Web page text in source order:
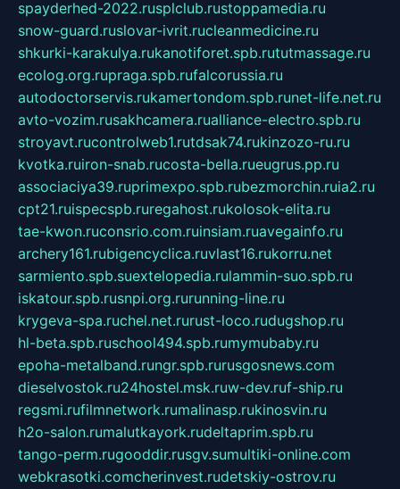
spayderhed-2022.rusplclub.rustoppamedia.ru
snow-guard.ruslovar-ivrit.rucleanmedicine.ru
shkurki-karakulya.rukanotiforet.spb.rututmassage.ru
ecolog.org.rupraga.spb.rufalcorussia.ru
autodoctorservis.rukamertondom.spb.runet-life.net.ru
avto-vozim.rusakhcamera.rualliance-electro.spb.ru
stroyavt.rucontrolweb1.rutdsak74.rukinzozo-ru.ru
kvotka.ruiron-snab.rucosta-bella.rueugrus.pp.ru
associaciya39.ruprimexpo.spb.rubezmorchin.ruia2.ru
cpt21.ruispecspb.ruregahost.rukolosok-elita.ru
tae-kwon.ruconsrio.com.ruinsiam.ruavegainfo.ru
archery161.rubigencyclica.ruvlast16.rukorru.net
sarmiento.spb.suextelopedia.rulammin-suo.spb.ru
iskatour.spb.rusnpi.org.rurunning-line.ru
krygeva-spa.ruchel.net.rurust-loco.rudugshop.ru
hl-beta.spb.ruschool494.spb.rumymubaby.ru
epoha-metalband.rungr.spb.rurusgosnews.com
dieselvostok.ru24hostel.msk.ruw-dev.ruf-ship.ru
regsmi.rufilmnetwork.rumalinasp.rukinosvin.ru
h2o-salon.rumalutkayork.rudeltaprim.spb.ru
tango-perm.rugooddir.rusgv.sumultiki-online.com
webkrasotki.comcherinvest.rudetskiy-ostrov.ru